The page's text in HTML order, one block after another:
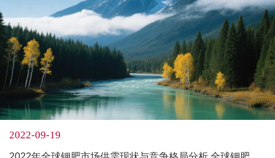
2022-09-19